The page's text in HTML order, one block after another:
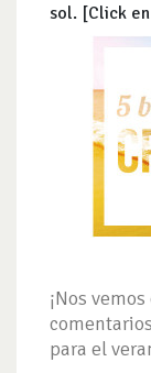
sol. [Click
¡Nos
para el